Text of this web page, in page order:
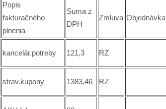
Popis
fakturačného
plnenia
Suma z
DPH
Zmluva Objednávka
kancelár.potreby 121,3 RZ
strav.kupony 1383,46 RZ